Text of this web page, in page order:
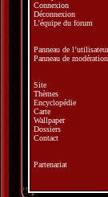
Connexion
Déconnexion
L’équipe du forum
Panneau de l’utilisateur
Panneau de modération
Site
Thèmes
Encyclopédie
Carte
Wallpaper
Dossiers
Contact
Partenariat